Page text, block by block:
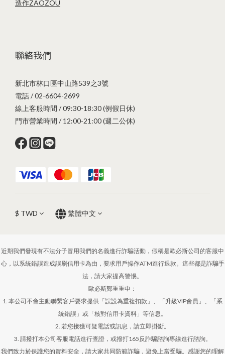
造作ZAOZOU
聯絡我們
新北市林口區中山路539之3號
電話 / 02-6604-2699
線上客服時間 / 09:30-18:30 (例假日休)
門市營業時間 / 12:00-21:00 (週二公休)
$ TWD 繁體中文
近期我們發現有不法分子冒用我們的名義進行詐騙活動，假稱是歐必斯公司的客服中
心，以系統錯誤造成誤刷信用卡為由，要求用戶操作ATM進行退款。這些都是詐騙手
法，請大家提高警惕。
歐必斯鄭重重申：
1. 本公司不會主動聯繫客戶要求提供「誤設為重複扣款」、「升級VIP會員」、「系
統錯誤」或「核對信用卡資料」等信息。
2. 若您接獲可疑電話或訊息，請立即掛斷。
3. 請撥打本公司客服電話進行查證，或撥打165反詐騙諮詢專線進行諮詢。
我們致力於保護您的資料安全，請大家共同防範詐騙，避免上當受騙。感謝您的理解